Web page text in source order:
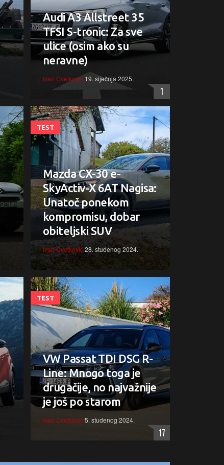
Audi A3 Allstreet 35
TFSI S-tronic: Za sve
ulice (osim ako su
neravne)
Ivan Cvetković 19. siječnja 2025.
1
TEST
Mazda CX-30 e-
SkyActiv-X 6AT Nagisa:
Unatoč ponekom
kompromisu, dobar
obiteljski SUV
Ivan Cvetković28. studenog 2024.
TEST
VW Passat TDI DSG R-
Line: Mnogo toga je
drugačije, no najvažnije
je još po starom
Ivan Cvetković5. studenog 2024.
17